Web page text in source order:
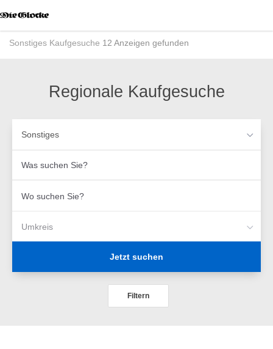
Modus
aktivieren
zurSonstiges Kaufgesuche 12 Anzeigen gefunden
Regionale Kaufgesuche
Sonstiges
suchen
Sie?
suchen
Umkreis
Jetzt suchen
Filtern